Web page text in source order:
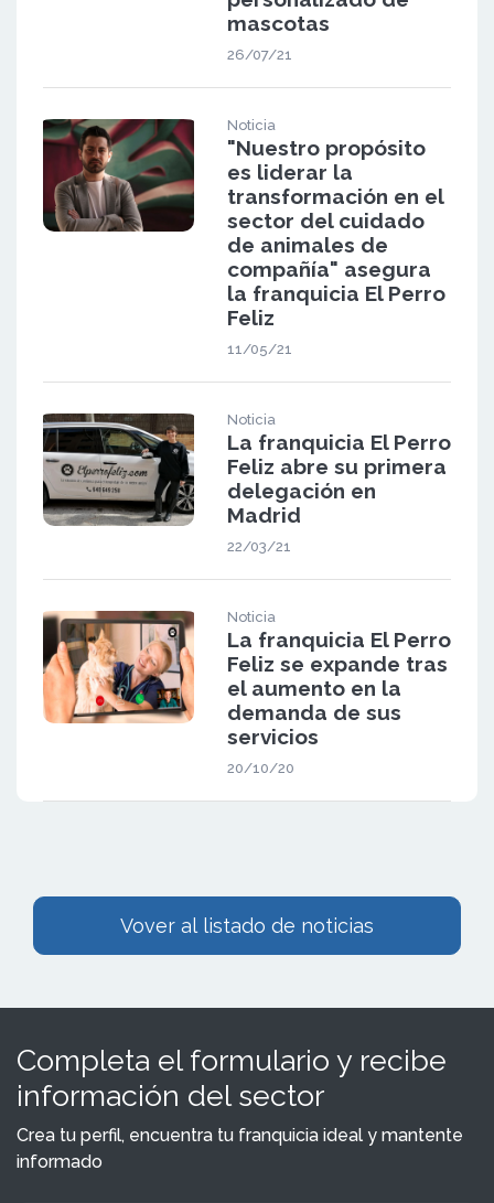
mascotas
26/07/21
Noticia
"Nuestro propósito
es liderar la
transformación en el
sector del cuidado
de animales de
compañía" asegura
la franquicia El Perro
Feliz
11/05/21
Noticia
La franquicia El Perro
Feliz abre su primera
delegación en
Madrid
22/03/21
Noticia
La franquicia El Perro
Feliz se expande tras
el aumento en la
demanda de sus
servicios
20/10/20
Vover al listado de noticias
Completa el formulario y recibe
información del sector
Crea tu perfil, encuentra tu franquicia ideal y mantente
informado